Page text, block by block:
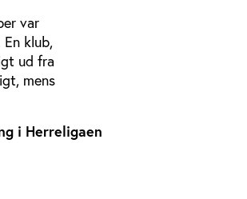
var
klub,
ud fra
mens
i Herreligaen